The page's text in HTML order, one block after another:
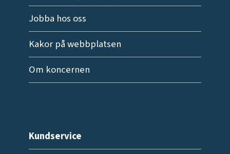
Jobba hos oss
Kakor på webbplatsen
Om koncernen
Kundservice